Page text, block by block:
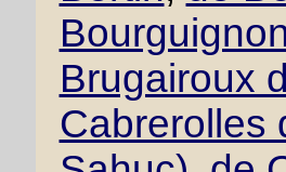
Brugairoux
Cabrerolles